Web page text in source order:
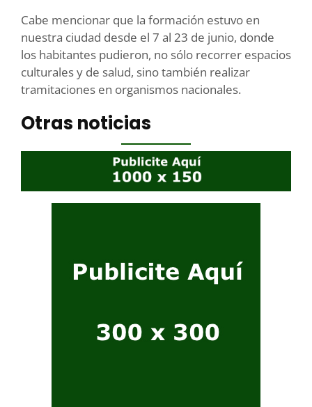
Cabe mencionar que la formación estuvo en
nuestra ciudad desde el 7 al 23 de junio, donde
los habitantes pudieron, no sólo recorrer espacios
culturales y de salud, sino también realizar
tramitaciones en organismos nacionales.
Otras noticias